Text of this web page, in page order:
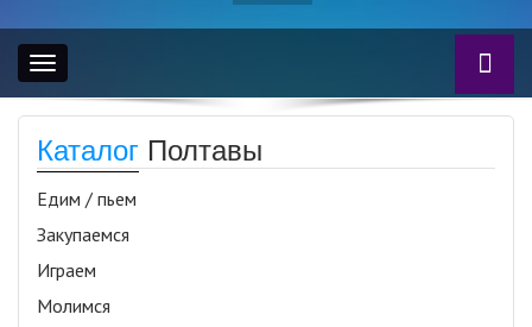
Toggle
navigation
Каталог Полтавы
Едим / пьем
Закупаемся
Играем
Молимся